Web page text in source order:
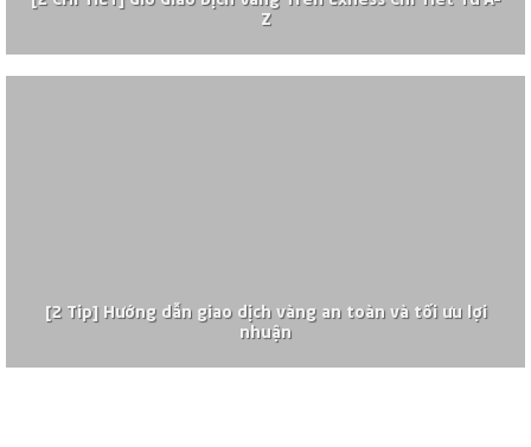
Z
[2 Tip] Hướng dẫn giao dịch vàng an toàn và tối ưu lợi
nhuận